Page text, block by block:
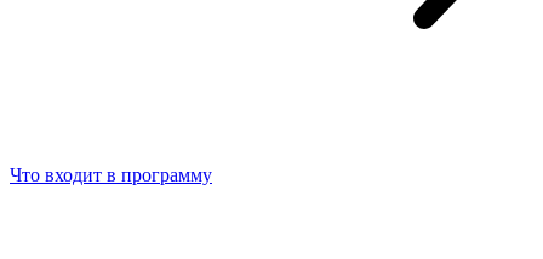
Что входит в программу